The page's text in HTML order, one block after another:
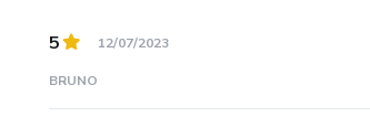
5 12/07/2023
BRUNO